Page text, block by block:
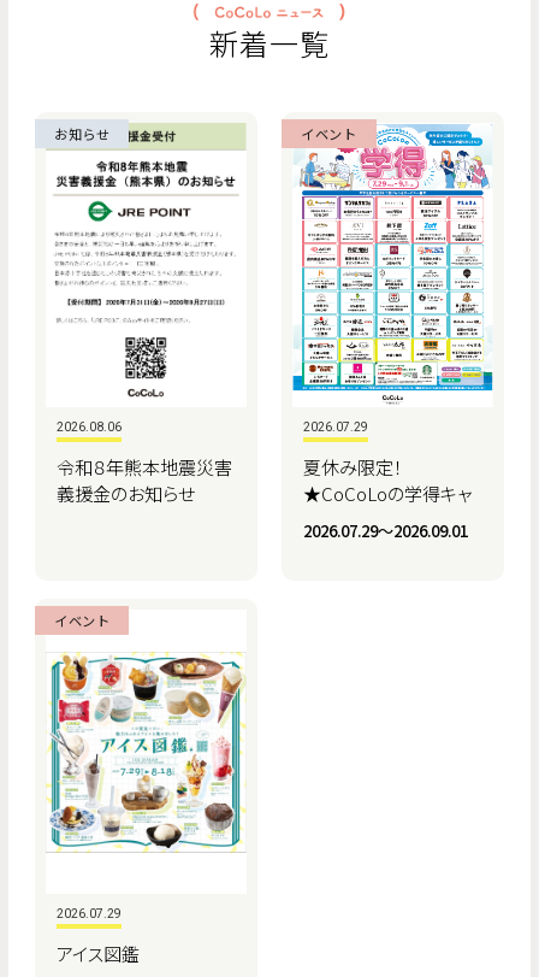
新着一覧
お知らせ
2026.08.06
令和８年熊本地震災害
義援金のお知らせ
イベント
2026.07.29
夏休み限定！
★CoCoLoの学得キャ
ンペーン★
2026.07.29〜2026.09.01
イベント
2026.07.29
アイス図鑑